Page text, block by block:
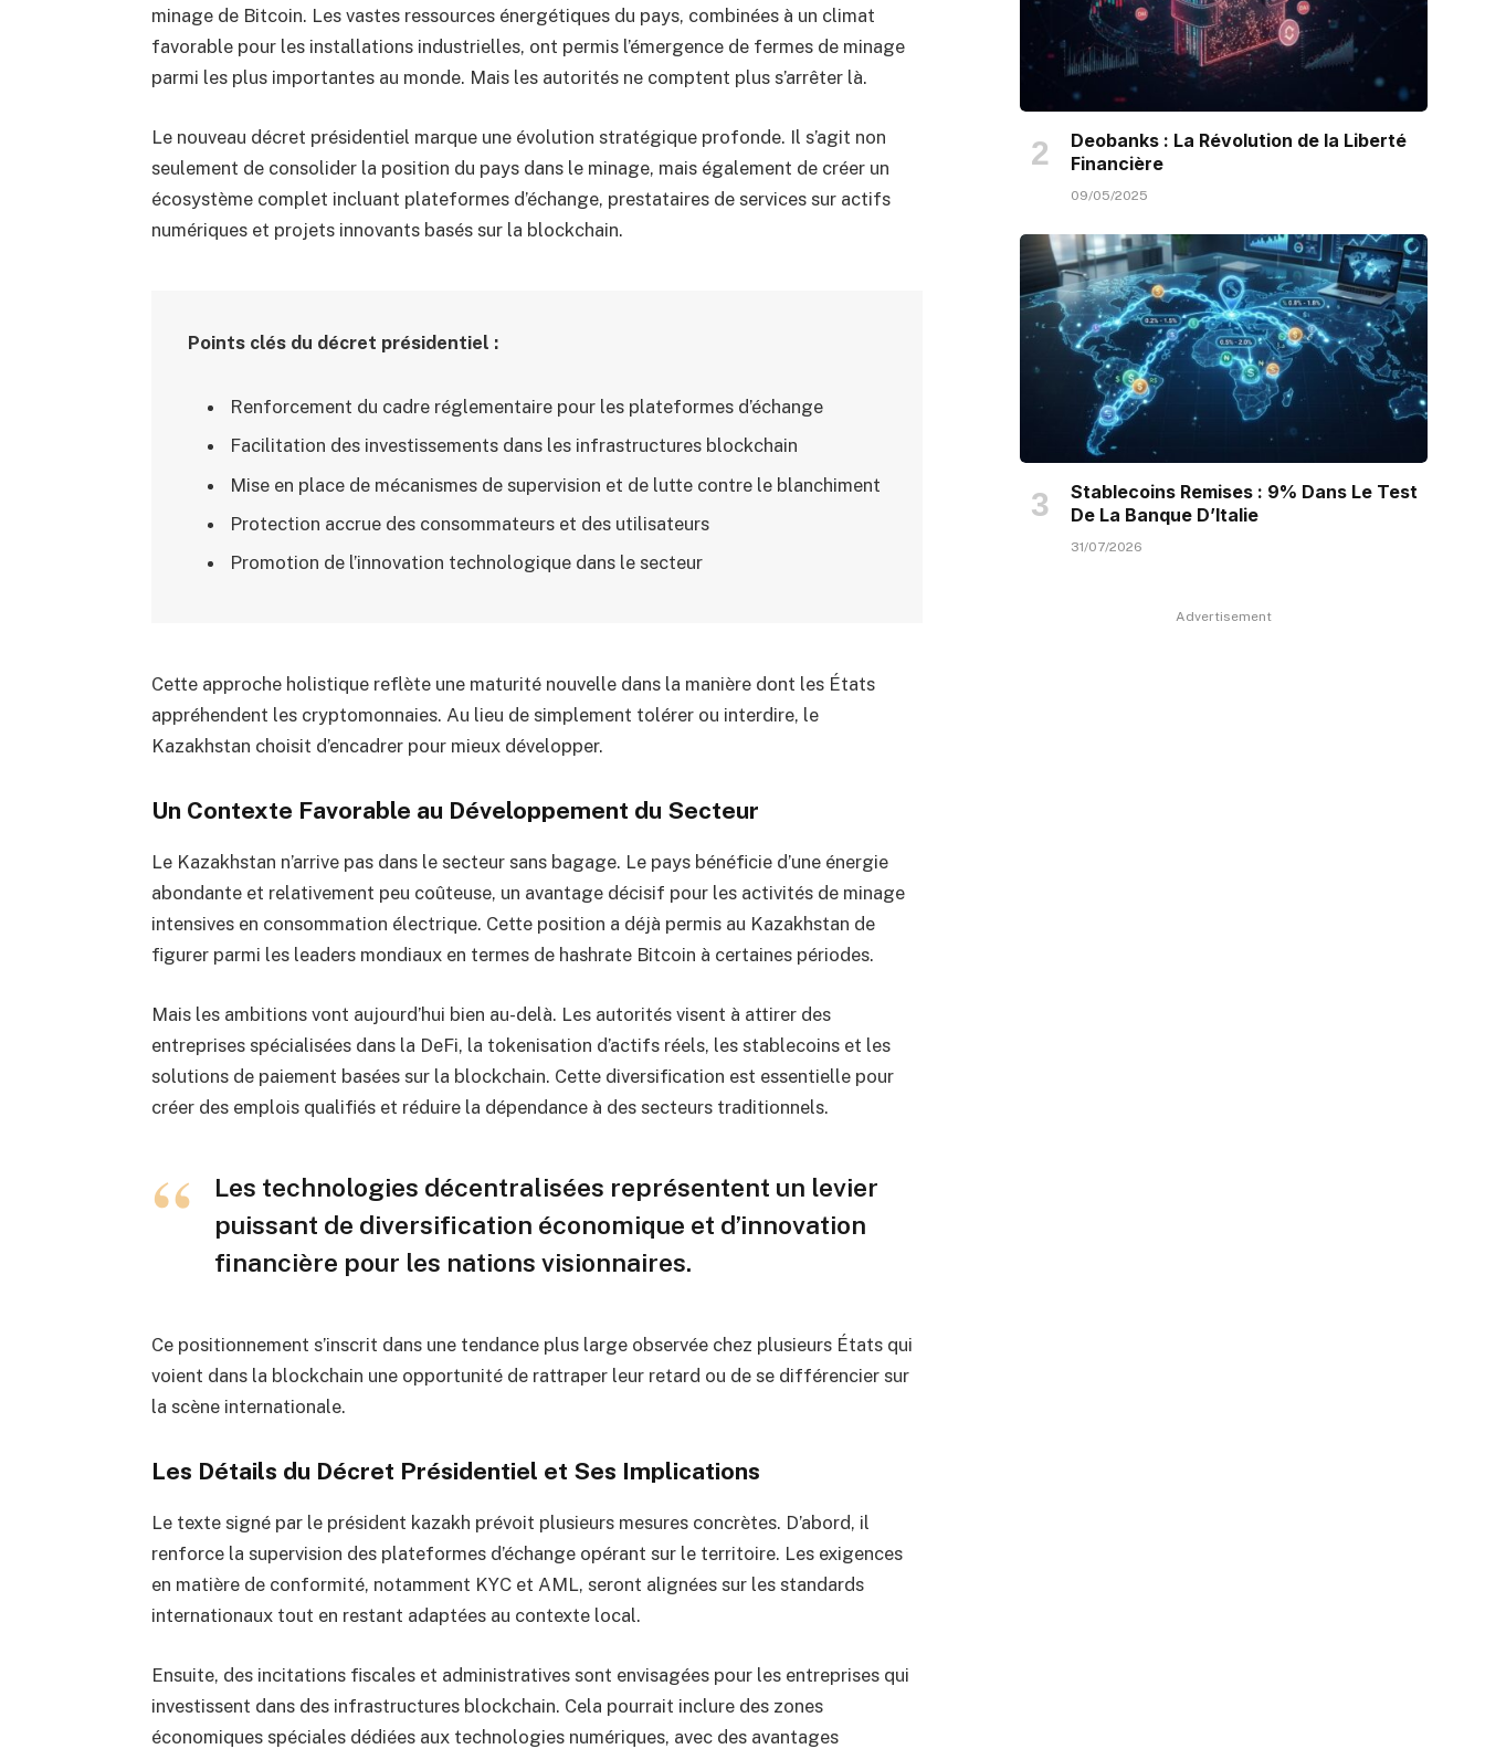
minage de Bitcoin. Les vastes ressources énergétiques du pays, combinées à un climat
favorable pour les installations industrielles, ont permis l’émergence de fermes de minage
parmi les plus importantes au monde. Mais les autorités ne comptent plus s’arrêter là.
Le nouveau décret présidentiel marque une évolution stratégique profonde. Il s’agit non
seulement de consolider la position du pays dans le minage, mais également de créer un
écosystème complet incluant plateformes d’échange, prestataires de services sur actifs
numériques et projets innovants basés sur la blockchain.
Points clés du décret présidentiel :
Renforcement du cadre réglementaire pour les plateformes d’échange
Facilitation des investissements dans les infrastructures blockchain
Mise en place de mécanismes de supervision et de lutte contre le blanchiment
Protection accrue des consommateurs et des utilisateurs
Promotion de l’innovation technologique dans le secteur
Cette approche holistique reflète une maturité nouvelle dans la manière dont les États
appréhendent les cryptomonnaies. Au lieu de simplement tolérer ou interdire, le
Kazakhstan choisit d’encadrer pour mieux développer.
Un Contexte Favorable au Développement du Secteur
Le Kazakhstan n’arrive pas dans le secteur sans bagage. Le pays bénéficie d’une énergie
abondante et relativement peu coûteuse, un avantage décisif pour les activités de minage
intensives en consommation électrique. Cette position a déjà permis au Kazakhstan de
figurer parmi les leaders mondiaux en termes de hashrate Bitcoin à certaines périodes.
Mais les ambitions vont aujourd’hui bien au-delà. Les autorités visent à attirer des
entreprises spécialisées dans la DeFi, la tokenisation d’actifs réels, les stablecoins et les
solutions de paiement basées sur la blockchain. Cette diversification est essentielle pour
créer des emplois qualifiés et réduire la dépendance à des secteurs traditionnels.
Les technologies décentralisées représentent un levier
puissant de diversification économique et d’innovation
financière pour les nations visionnaires.
Ce positionnement s’inscrit dans une tendance plus large observée chez plusieurs États qui
voient dans la blockchain une opportunité de rattraper leur retard ou de se différencier sur
la scène internationale.
Les Détails du Décret Présidentiel et Ses Implications
Le texte signé par le président kazakh prévoit plusieurs mesures concrètes. D’abord, il
renforce la supervision des plateformes d’échange opérant sur le territoire. Les exigences
en matière de conformité, notamment KYC et AML, seront alignées sur les standards
internationaux tout en restant adaptées au contexte local.
Ensuite, des incitations fiscales et administratives sont envisagées pour les entreprises qui
investissent dans des infrastructures blockchain. Cela pourrait inclure des zones
économiques spéciales dédiées aux technologies numériques, avec des avantages
Deobanks : La Révolution de la Liberté
Financière
09/05/2025
Stablecoins Remises : 9% Dans Le Test
De La Banque D’Italie
31/07/2026
Advertisement